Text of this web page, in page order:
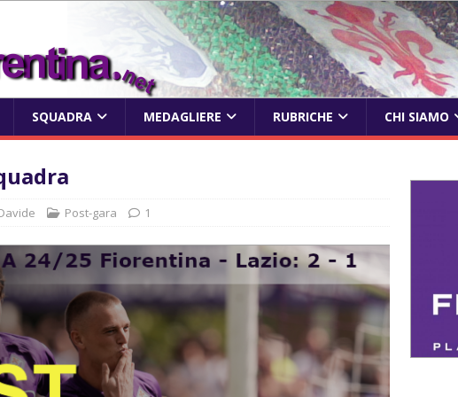
SQUADRA MEDAGLIERE RUBRICHE CHI SIAMO
Post-gara 1